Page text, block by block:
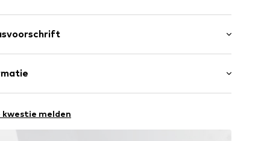
zijkant
flag
Polyester - PES (recyceld)
kwestie melden